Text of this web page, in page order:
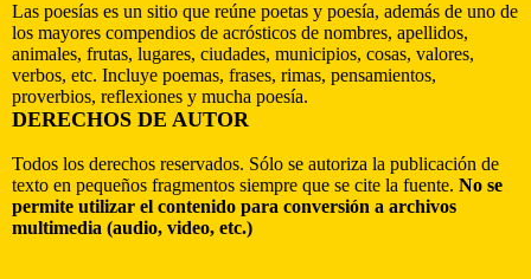
Las poesías es un sitio que reúne poetas y poesía, además de uno de
los mayores compendios de acrósticos de nombres, apellidos,
animales, frutas, lugares, ciudades, municipios, cosas, valores,
verbos, etc. Incluye poemas, frases, rimas, pensamientos,
proverbios, reflexiones y mucha poesía.
DERECHOS DE AUTOR
Todos los derechos reservados. Sólo se autoriza la publicación de
texto en pequeños fragmentos siempre que se cite la fuente. No se
permite utilizar el contenido para conversión a archivos
multimedia (audio, video, etc.)